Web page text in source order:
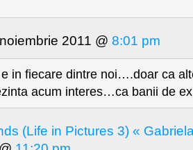
2011 @ 8:01 pm
in fiecare dintre noi….doar ca
acum interes…ca banii de
(Life in Pictures 3) «